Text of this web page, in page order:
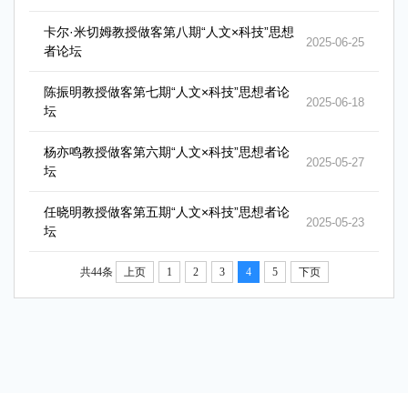
卡尔·米切姆教授做客第八期“人文×科技”思想
者论坛
2025-06-25
陈振明教授做客第七期“人文×科技”思想者论
坛
2025-06-18
杨亦鸣教授做客第六期“人文×科技”思想者论
坛
2025-05-27
任晓明教授做客第五期“人文×科技”思想者论
坛
2025-05-23
共44条 上页 1 2 3 4 5 下页